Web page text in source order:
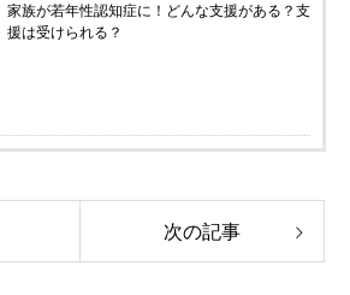
家族が若年性認知症に！どんな支援がある？支
援は受けられる？
次の記事